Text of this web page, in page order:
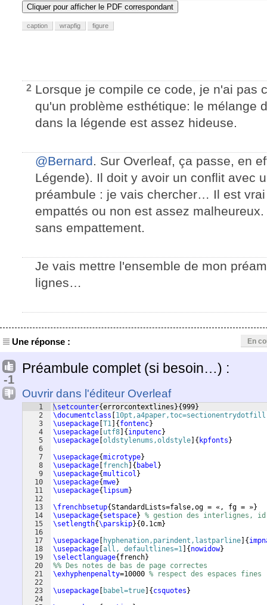
Cliquer pour afficher le PDF correspondant
caption wrapfig figure
2 Lorsque je compile ce code, je n'ai pas
qu'un problème esthétique: le mélange
dans la légende est assez hideuse.
@Bernard. Sur Overleaf, ça passe, en
Légende). Il doit y avoir un conflit avec
préambule : je vais chercher… Il est
empattés ou non est assez
sans empattement.
Je vais mettre l'ensemble de mon
lignes…
Une réponse : En
-1
Préambule complet (si besoin…) :
Ouvrir dans l'éditeur Overleaf
1
2
3
4
5
6
7
8
9
10
11
12
13
14
15
16
17
18
19
20
21
22
23
24
\setcounter{errorcontextlines }{999}
\documentclass
\usepackage T1 { fontenc}
\usepackage utf8 { inputenc}
\usepackage oldstylenums,oldstyle { kpfonts }
\usepackage{microtype}
\usepackage french { babel }
\usepackage{multicol }
\usepackage{mwe}
\usepackage{ lipsum}
\frenchbsetup{StandardLists=false,og = «, fg = »}
\usepackage{ setspace} % gestion des interlignes,
\setlength{\parskip}{0.1cm}
\usepackage
hyphenation,parindent,lastparline {
\usepackage all, defaultlines=1 { nowidow}
\selectlanguage{ french}
%% Des notes de bas de page correctes
\exhyphenpenalty=10000 % respect des espaces fines
\usepackage
babel=true { csquotes }